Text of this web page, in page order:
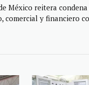
México reitera
comercial y financiero